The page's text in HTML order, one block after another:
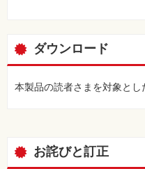
ダウンロード
本製品の読者さまを対象とし
お詫びと訂正